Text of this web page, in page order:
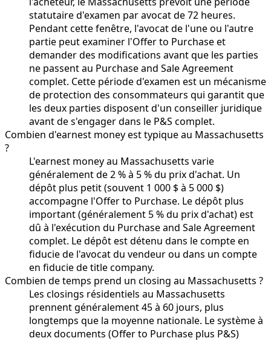
statutaire d'examen par avocat de 72 heures.
Pendant cette fenêtre, l'avocat de l'une ou l'autre
partie peut examiner l'Offer to Purchase et
demander des modifications avant que les parties
ne passent au Purchase and Sale Agreement
complet. Cette période d'examen est un mécanisme
de protection des consommateurs qui garantit que
les deux parties disposent d'un conseiller juridique
avant de s'engager dans le P&S complet.
Combien d'earnest money est typique au Massachusetts
?
L'earnest money au Massachusetts varie
généralement de 2 % à 5 % du prix d'achat. Un
dépôt plus petit (souvent 1 000 $ à 5 000 $)
accompagne l'Offer to Purchase. Le dépôt plus
important (généralement 5 % du prix d'achat) est
dû à l'exécution du Purchase and Sale Agreement
complet. Le dépôt est détenu dans le compte en
fiducie de l'avocat du vendeur ou dans un compte
en fiducie de title company.
Combien de temps prend un closing au Massachusetts ?
Les closings résidentiels au Massachusetts
prennent généralement 45 à 60 jours, plus
longtemps que la moyenne nationale. Le système à
deux documents (Offer to Purchase plus P&S)